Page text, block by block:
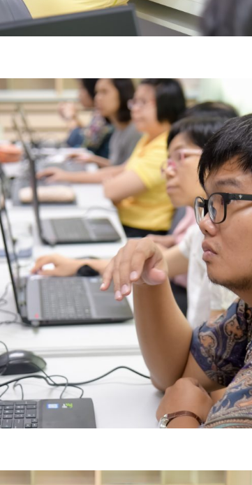
Search
for:
Search